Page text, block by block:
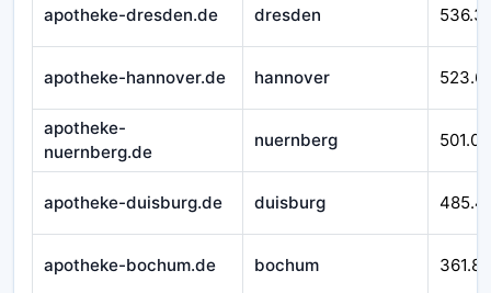
apotheke-dresden.de dresden
apotheke-hannover.de hannover
apotheke-
nuernberg.de
nuernberg
apotheke-duisburg.de duisburg
apotheke-bochum.de bochum